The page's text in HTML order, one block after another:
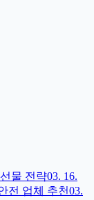
물 전략03. 16.
전 업체 추천03.